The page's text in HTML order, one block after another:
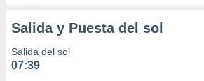
Salida y Puesta del sol
Salida del sol
07:39